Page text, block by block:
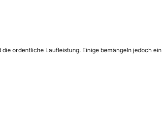
ordentliche Laufleistung. Einige bemängeln jedoch ein